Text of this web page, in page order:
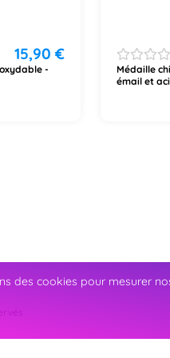
15,90 €
-
Médaille
émail et
des cookies pour mesurer